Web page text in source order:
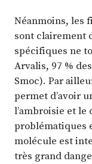
Néanmoins, les
sont clairement
spécifiques ne
Arvalis, 97 %
Smoc). Par
permet d’avoir
l’ambroisie et
problématiques
molécule est
très grand